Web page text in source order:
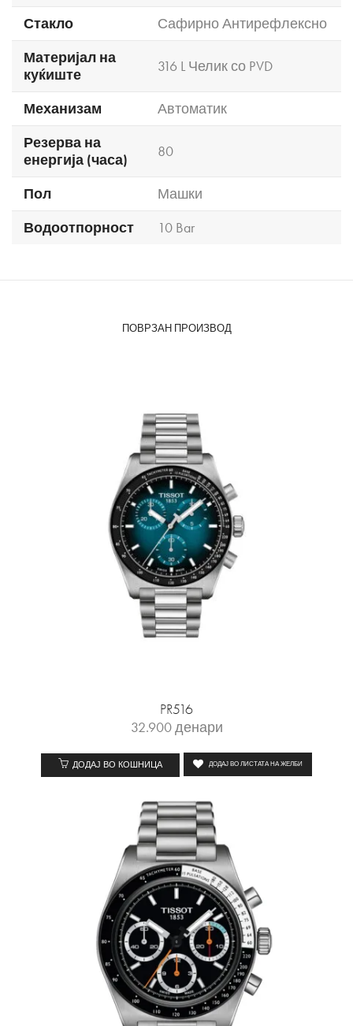
Стакло
Сафирно Антирефлексно
Материјал на
куќиште
316 L Челик со PVD
Механизам
Автоматик
Резерва на
енергија (часа)
80
Пол
Машки
Водоотпорност
10 Bar
ПОВРЗАН ПРОИЗВОД
PR516
32.900денари
ДОДАЈ ВО КОШНИЦА ДОДАЈ ВО ЛИСТАТА НА ЖЕЛБИ